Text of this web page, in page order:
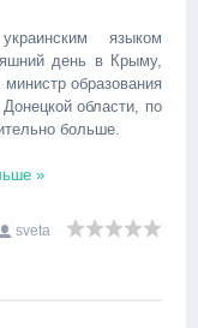
языком
день в Крыму,
образования
области, по
больше.
»
sveta